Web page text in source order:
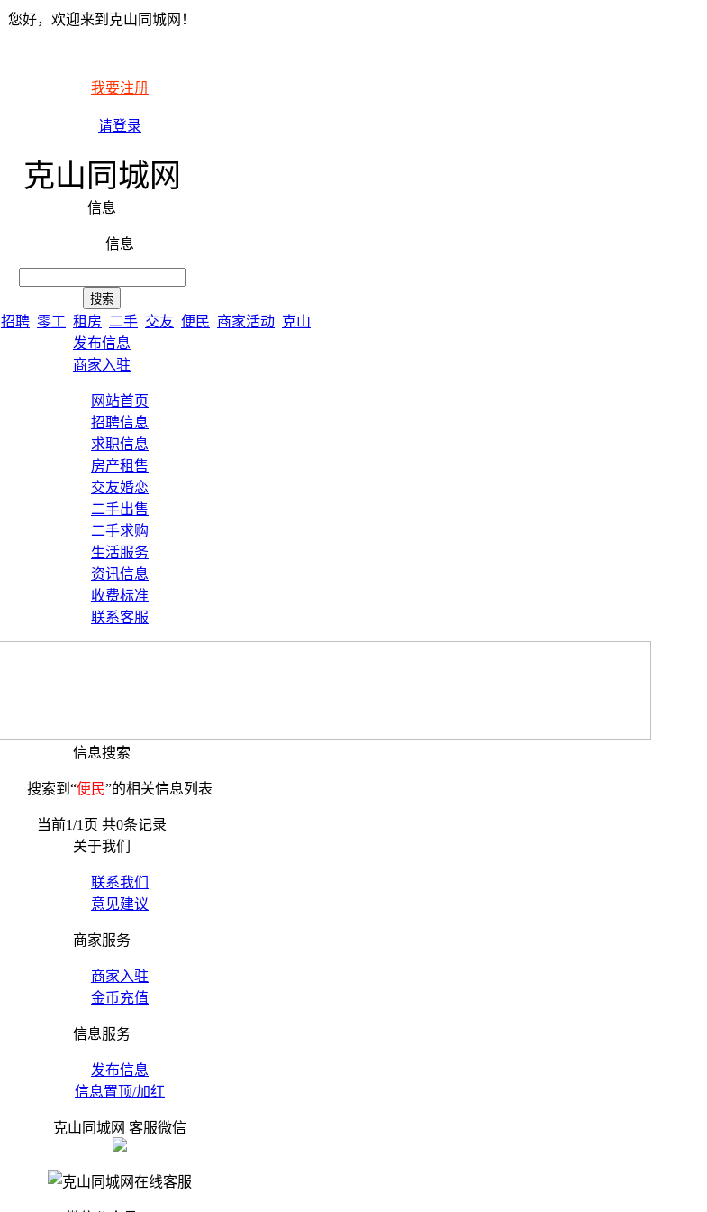
您好，欢迎来到克山同城网！
我要注册
请登录
克山同城网
信息
信息
招聘 零工 租房 二手 交友 便民 商家活动 克山
发布信息
商家入驻
网站首页
招聘信息
求职信息
房产租售
交友婚恋
二手出售
二手求购
生活服务
资讯信息
收费标准
联系客服
信息搜索
搜索到“便民”的相关信息列表
当前1/1页 共0条记录
关于我们
联系我们
意见建议
商家服务
商家入驻
金币充值
信息服务
发布信息
信息置顶/加红
克山同城网 客服微信